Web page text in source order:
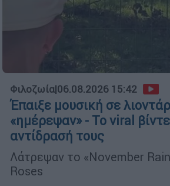
Φιλοζωία|06.08.2026 15:42
Έπαιξε μουσική σε
«ημέρεψαν» - Το viral
αντίδρασή τους
Λάτρεψαν το «November
Roses